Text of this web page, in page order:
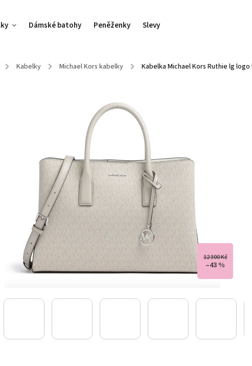
Dámské batohy Peněženky Slevy
/ Kabelky / Michael Kors kabelky / Kabelka Michael Kors Ruthie lg
12 300 Kč
–43 %